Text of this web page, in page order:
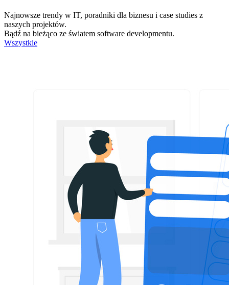
Najnowsze trendy w IT, poradniki dla biznesu i case studies z
naszych projektów.
Bądź na bieżąco ze światem software developmentu.
Wszystkie